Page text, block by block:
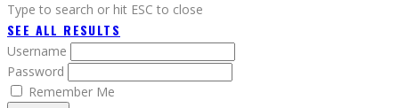
Type to search or hit ESC to close
SEE ALL RESULTS
Username
Password
Remember Me